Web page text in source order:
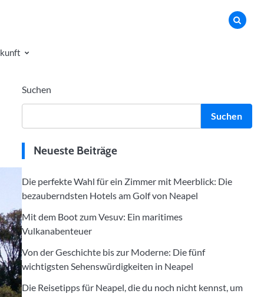
Suchen
Suchen
Neueste Beiträge
Die perfekte Wahl für ein Zimmer mit Meerblick: Die
bezauberndsten Hotels am Golf von Neapel
Mit dem Boot zum Vesuv: Ein maritimes
Vulkanabenteuer
Von der Geschichte bis zur Moderne: Die fünf
wichtigsten Sehenswürdigkeiten in Neapel
Die Reisetipps für Neapel, die du noch nicht kennst, um